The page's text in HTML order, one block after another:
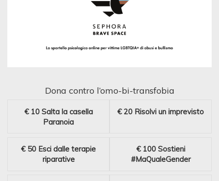
Dona contro l’omo-bi-transfobia
€ 10 Salta la casella
Paranoia
€ 20 Risolvi un imprevisto
€ 50 Esci dalle terapie
riparative
€ 100 Sostieni
#MaQualeGender